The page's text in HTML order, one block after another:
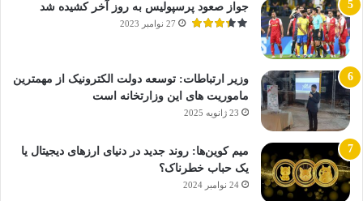
جواز صعود پرسپولیس به روز آخر کشیده شد
27 نوامبر 2023
وزیر ارتباطات: توسعه دولت الکترونیک از مهمترین
ماموریت های این وزارتخانه است
23 ژانویه 2025
میم کوین‌ها: روند جدید در دنیای ارزهای دیجیتال یا
یک حباب خطرناک؟
24 نوامبر 2024